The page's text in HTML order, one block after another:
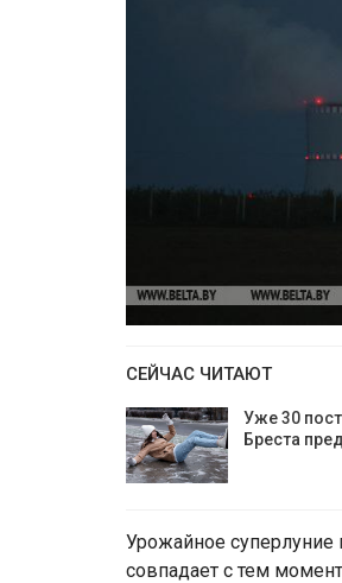
СЕЙЧАС ЧИТАЮТ
Уже 30
Бреста
Урожайное суперлуние
совпадает с тем